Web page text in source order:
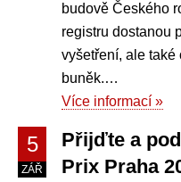
budově Českého
registru dostanou
vyšetření, ale také
buněk.…
Více informací »
5
ZÁŘ
Přijďte a
Prix Praha